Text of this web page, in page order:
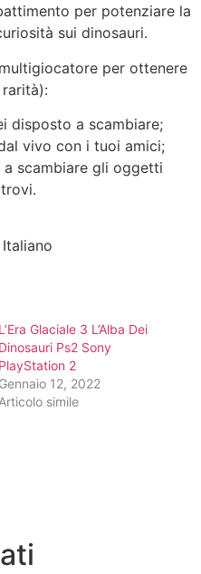
per potenziare la
sui dinosauri.
per ottenere
disposto a scambiare;
vivo con i tuoi amici;
scambiare gli oggetti
L’Era Glaciale 3 L’Alba Dei
Dinosauri Ps2 Sony
PlayStation 2
Gennaio 12, 2022
simile